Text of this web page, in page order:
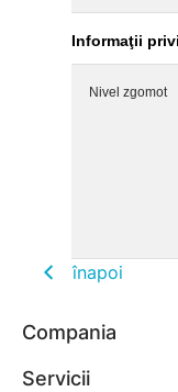
Informaţii
Nivel zgomot
înapoi
Compania
Servicii